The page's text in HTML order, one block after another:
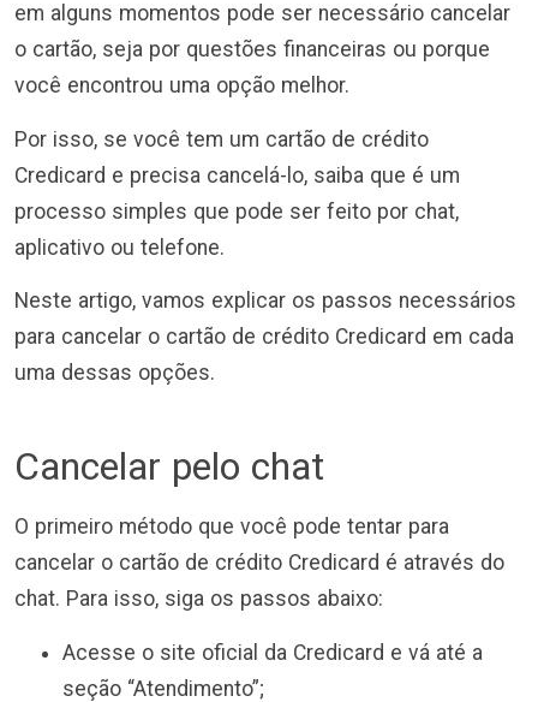
em alguns momentos pode ser necessário cancelar
o cartão, seja por questões financeiras ou porque
você encontrou uma opção melhor.
Por isso, se você tem um cartão de crédito
Credicard e precisa cancelá-lo, saiba que é um
processo simples que pode ser feito por chat,
aplicativo ou telefone.
Neste artigo, vamos explicar os passos necessários
para cancelar o cartão de crédito Credicard em cada
uma dessas opções.
Cancelar pelo chat
O primeiro método que você pode tentar para
cancelar o cartão de crédito Credicard é através do
chat. Para isso, siga os passos abaixo:
Acesse o site oficial da Credicard e vá até a
seção “Atendimento”;